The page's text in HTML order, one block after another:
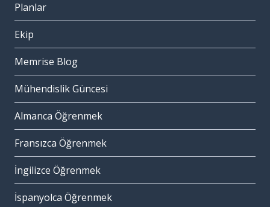
Planlar
Ekip
Memrise Blog
Mühendislik Güncesi
Almanca Öğrenmek
Fransızca Öğrenmek
İngilizce Öğrenmek
İspanyolca Öğrenmek